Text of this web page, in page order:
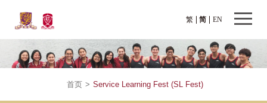
繁 EN
简
首页 > Service Learning Fest (SL Fest)